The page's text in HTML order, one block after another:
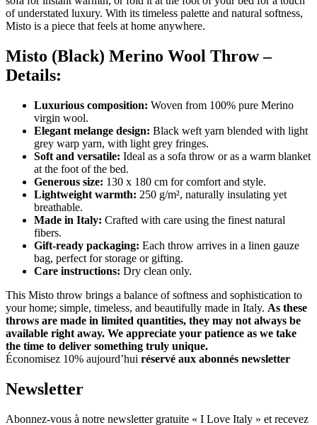
of understated luxury. With its timeless palette and natural softness,
Misto is a piece that feels at home anywhere.
Misto (Black) Merino Wool Throw –
Details:
Luxurious composition: Woven from 100% pure Merino
virgin wool.
Elegant melange design: Black weft yarn blended with light
grey warp yarn, with light grey fringes.
Soft and versatile: Ideal as a sofa throw or as a warm blanket
at the foot of the bed.
Generous size: 130 x 180 cm for comfort and style.
Lightweight warmth: 250 g/m², naturally insulating yet
breathable.
Made in Italy: Crafted with care using the finest natural
fibers.
Gift-ready packaging: Each throw arrives in a linen gauze
bag, perfect for storage or gifting.
Care instructions: Dry clean only.
This Misto throw brings a balance of softness and sophistication to
your home; simple, timeless, and beautifully made in Italy. As these
throws are made in limited quantities, they may not always be
available right away. We appreciate your patience as we take
the time to deliver something truly unique.
Économisez 10% aujourd’hui réservé aux abonnés newsletter
Newsletter
Abonnez-vous à notre newsletter gratuite « I Love Italy » et recevez